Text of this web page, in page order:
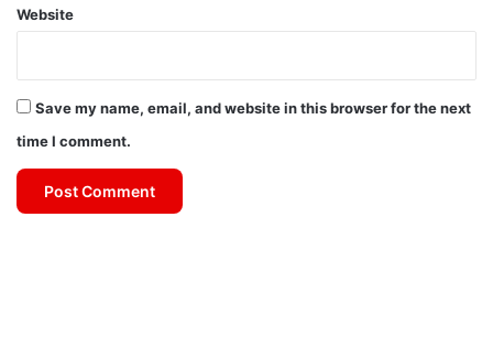
Website
Save my name, email, and website in this browser for the next
time I comment.